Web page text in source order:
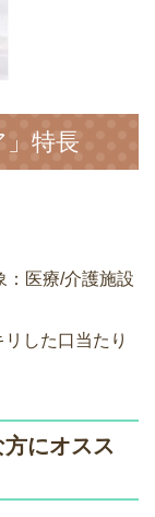
特長
医療/介護施設
した口当たり
方にオスス